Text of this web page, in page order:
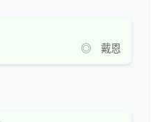
◎ 戴恩